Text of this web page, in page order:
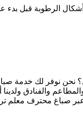
الرطوبة قبل بدء
نحن نوفر لك خدمة
والفنادق
عبر صباغ محترف